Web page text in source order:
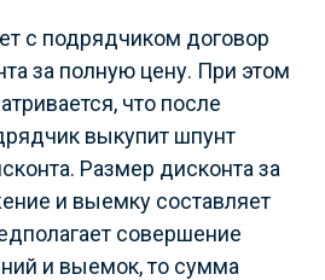
с подрядчиком договор
за полную цену. При этом
что после
выкупит шпунт
Размер дисконта за
и выемку составляет
совершение
и выемок, то сумма